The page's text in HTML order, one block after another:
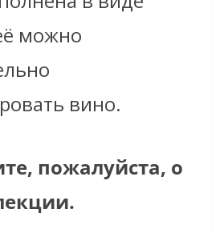
можно
вино.
пожалуйста, о